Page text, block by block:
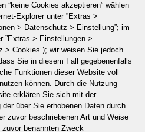
”keine Cookies akzeptieren” wählen
Explorer unter ”Extras >
> Datenschutz > Einstellung”; im
”Extras > Einstellungen >
> Cookies”); wir weisen Sie jedoch
Sie in diesem Fall gegebenenfalls
Funktionen dieser Website voll
können. Durch die Nutzung
erklären Sie sich mit der
der über Sie erhobenen Daten durch
zuvor beschriebenen Art und Weise
zuvor benannten Zweck